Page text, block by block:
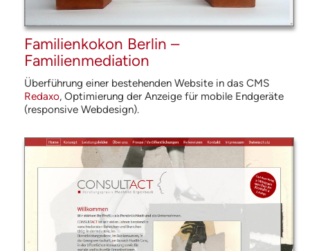
Familienkokon Berlin –
Familienmediation
Überführung einer bestehenden Website in das CMS
Redaxo, Optimierung der Anzeige für mobile Endgeräte
(responsive Web­design).